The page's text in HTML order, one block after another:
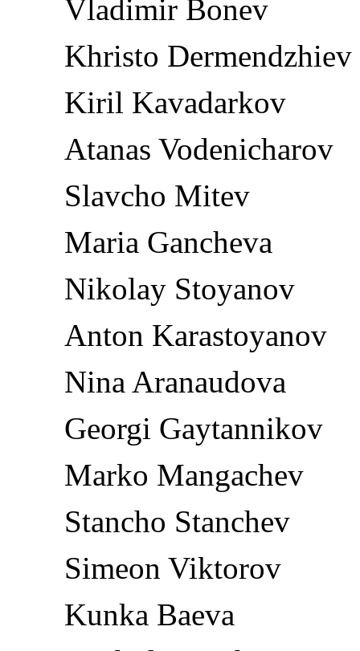
Vladimir Bonev
Khristo Dermendzhiev
Kiril Kavadarkov
Atanas Vodenicharov
Slavcho Mitev
Maria Gancheva
Nikolay Stoyanov
Anton Karastoyanov
Nina Aranaudova
Georgi Gaytannikov
Marko Mangachev
Stancho Stanchev
Simeon Viktorov
Kunka Baeva